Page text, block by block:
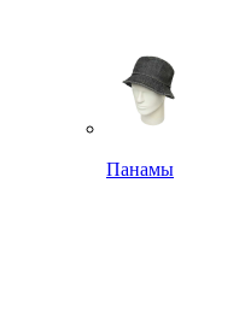
Панамы